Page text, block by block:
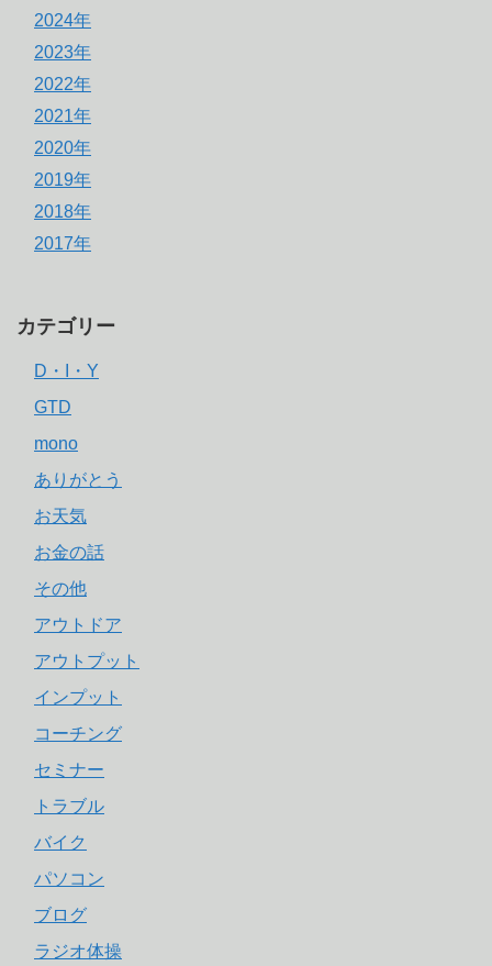
2024年
2023年
2022年
2021年
2020年
2019年
2018年
2017年
カテゴリー
D・I・Y
GTD
mono
ありがとう
お天気
お金の話
その他
アウトドア
アウトプット
インプット
コーチング
セミナー
トラブル
バイク
パソコン
ブログ
ラジオ体操